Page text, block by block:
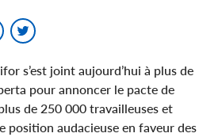
Facebook
s’est joint aujourd’hui à plus de
pour annoncer le pacte de
de 250 000 travailleuses et
position audacieuse en faveur des